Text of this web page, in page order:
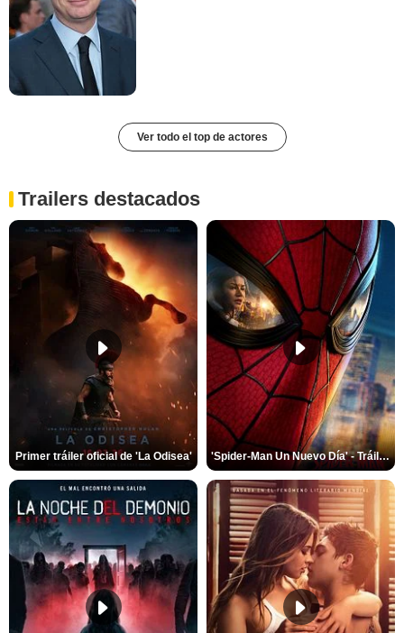
Ver todo el top de actores
Trailers destacados
Primer tráiler oficial de 'La Odisea' 'Spider-Man Un Nuevo Día' - Tráiler oficial subtitulado